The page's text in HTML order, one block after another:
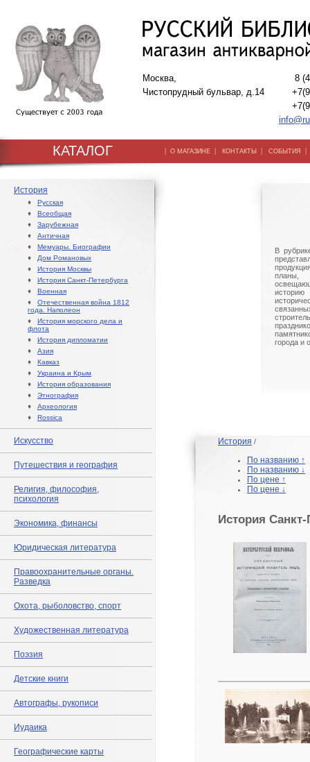
Москва,
Чистопрудный бульвар, д.14
8
КАТАЛОГ | О МАГАЗИНЕ | КОНТАКТЫ | СОБЫТИЯ
История
♦ Русская
♦ Всеобщая
♦ Зарубежная
♦ Античная
♦ Мемуары. Биографии
♦ Дом Романовых
♦ История Москвы
♦ История Санкт-Петербурга
♦ Военная
♦ Отечественная война 1812
года. Наполеон
♦ История морского дела и
флота
♦ История дипломатии
♦ Азия
♦ Кавказ
♦ Украина и Крым
♦ История образования
♦ Этнография
♦ Археология
♦ Rossica
Искусство
Путешествия и география
Религия, философия,
психология
Экономика, финансы
Юридическая литература
Правоохранительные органы.
Разведка
Охота, рыболовство, спорт
Художественная литература
Поэзия
Детские книги
Автографы, рукописи
Иудаика
Географические карты
В
планы,
города и
История /
По названию ↑
По названию ↓
По цене ↑
По цене ↓
История Санкт-